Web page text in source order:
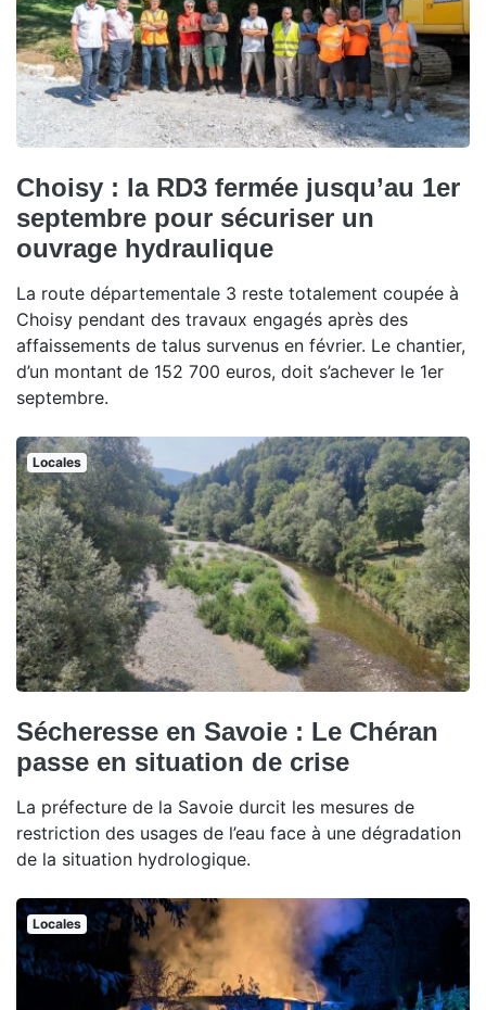
Choisy : la RD3 fermée jusqu’au 1er
septembre pour sécuriser un
ouvrage hydraulique
La route départementale 3 reste totalement coupée à
Choisy pendant des travaux engagés après des
affaissements de talus survenus en février. Le chantier,
d’un montant de 152 700 euros, doit s’achever le 1er
septembre.
Locales
Sécheresse en Savoie : Le Chéran
passe en situation de crise
La préfecture de la Savoie durcit les mesures de
restriction des usages de l’eau face à une dégradation
de la situation hydrologique.
Locales